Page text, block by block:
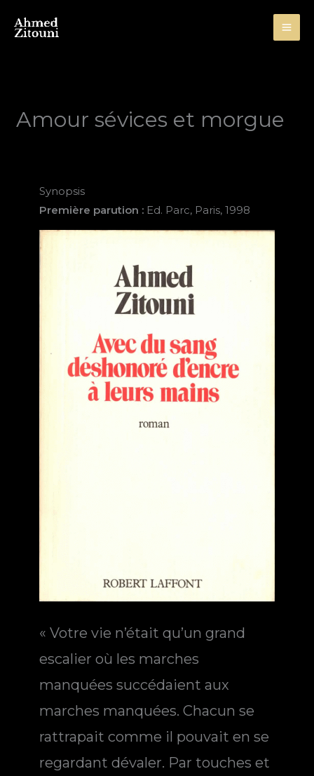
Amour sévices et morgue
Synopsis
Première parution :Ed. Parc, Paris, 1998
« Votre vie n’était qu’un grand
escalier où les marches
manquées succédaient aux
marches manquées. Chacun se
rattrapait comme il pouvait en se
regardant dévaler. Par touches et